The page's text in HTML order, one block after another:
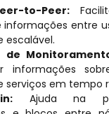
to-Peer:
informações entre
escalável.
de
informações
serviços em tempo
Ajuda na